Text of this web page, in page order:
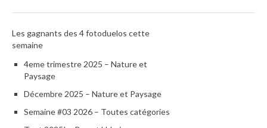
Les gagnants des 4 fotoduelos cette
semaine
4eme trimestre 2025 – Nature et
Paysage
Décembre 2025 – Nature et Paysage
Semaine #03 2026 – Toutes catégories